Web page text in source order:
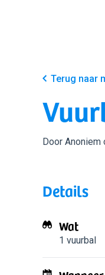
Terug naar
Door
Details
Wat
1 vuurbal